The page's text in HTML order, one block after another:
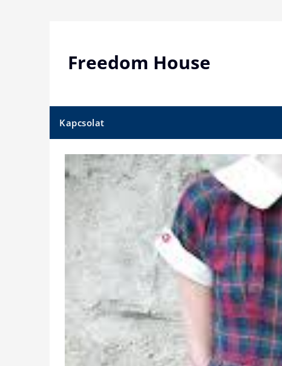
Freedom House
Kapcsolat